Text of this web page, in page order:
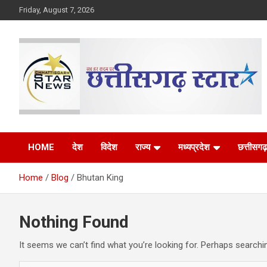
to
Friday, August 7, 2026
Chhattisgarh Star
HOME देश विदेश राज्य मध्यप्रदेश छत्तीसगढ़
Home Blog Bhutan King
Nothing Found
It seems we can’t find what you’re looking for. Perhaps